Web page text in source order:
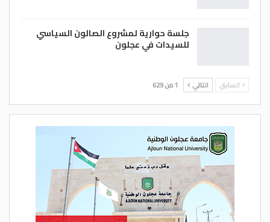
جلسة حوارية لمشروع الصالون السياسي
للسيدات في عجلون
السابق التالي 1 من 629